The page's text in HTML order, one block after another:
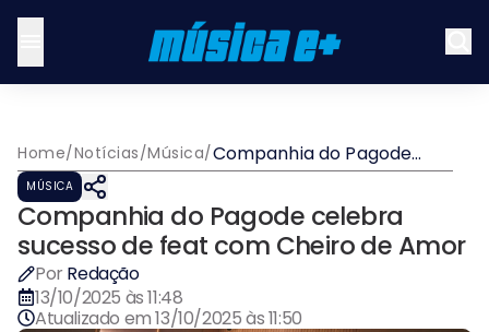
Home/Notícias/Música/Companhia do Pagode
celebra sucesso de feat
MÚSICA
Companhia do Pagode celebra
sucesso de feat com Cheiro de Amor
Por Redação
13/10/2025 às 11:48
Atualizado em13/10/2025 às 11:50